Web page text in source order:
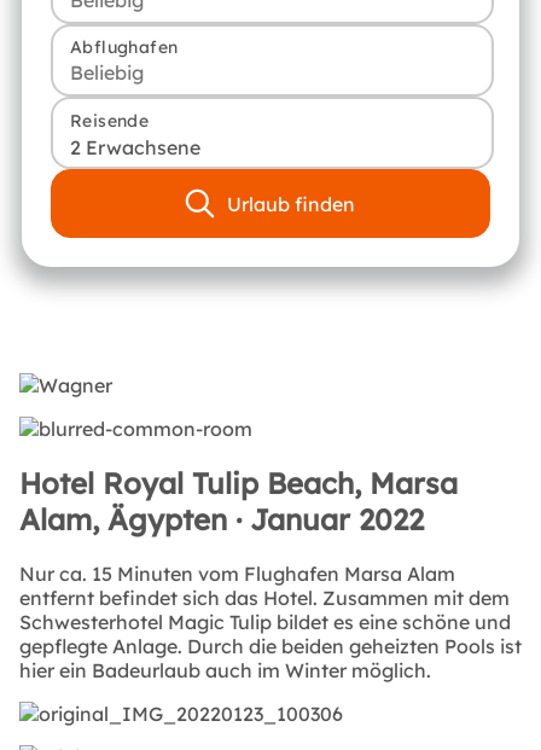
Abflughafen
Reisende
2 Erwachsene
Urlaub finden
Hotel Royal Tulip Beach, Marsa
Alam, Ägypten · Januar 2022
Nur ca. 15 Minuten vom Flughafen Marsa Alam
entfernt befindet sich das Hotel. Zusammen mit dem
Schwesterhotel Magic Tulip bildet es eine schöne und
gepflegte Anlage. Durch die beiden geheizten Pools ist
hier ein Badeurlaub auch im Winter möglich.